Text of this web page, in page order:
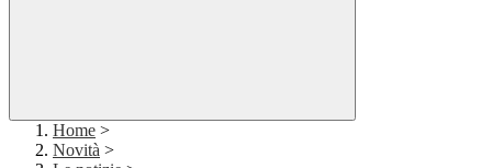
Home >
Novità >